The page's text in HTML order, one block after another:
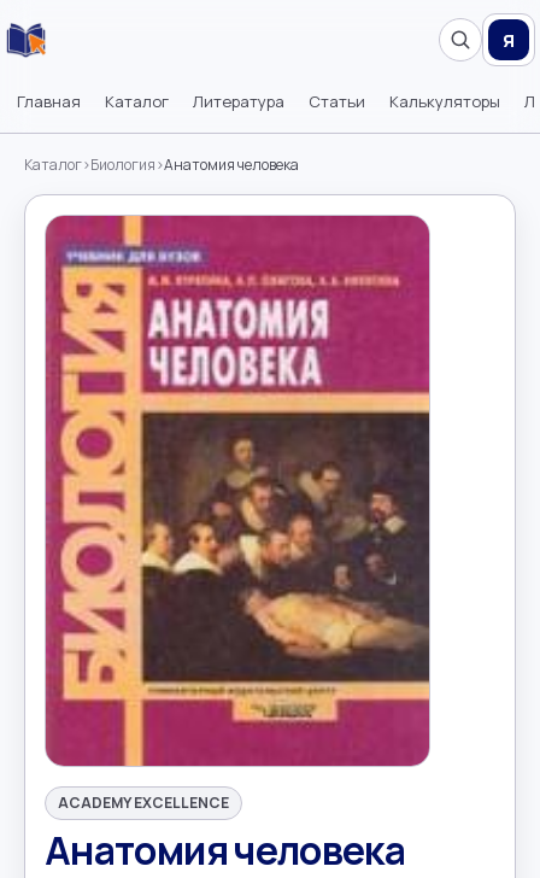
Главная Каталог Литература Статьи Калькуляторы
Я
Каталог›Биология›Анатомия человека
ACADEMY EXCELLENCE
Анатомия человека